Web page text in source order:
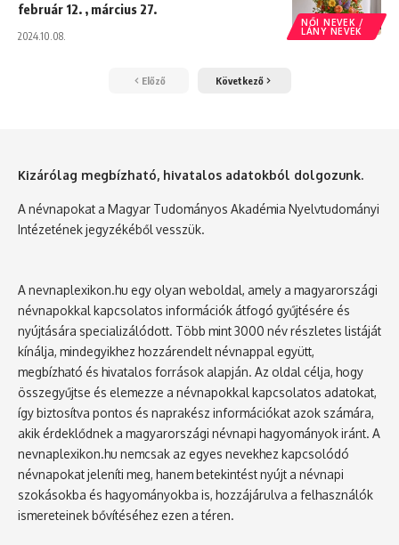
NŐI NEVEK /
LÁNY NEVEK
február 12. , március 27.
2024.10.08.
Előző Következő
Kizárólag megbízható, hivatalos adatokból dolgozunk.
A névnapokat a Magyar Tudományos Akadémia Nyelvtudományi
Intézetének jegyzékéből vesszük.
A nevnaplexikon.hu egy olyan weboldal, amely a magyarországi
névnapokkal kapcsolatos információk átfogó gyűjtésére és
nyújtására specializálódott. Több mint 3000 név részletes listáját
kínálja, mindegyikhez hozzárendelt névnappal együtt,
megbízható és hivatalos források alapján. Az oldal célja, hogy
összegyűjtse és elemezze a névnapokkal kapcsolatos adatokat,
így biztosítva pontos és naprakész információkat azok számára,
akik érdeklődnek a magyarországi névnapi hagyományok iránt. A
nevnaplexikon.hu nemcsak az egyes nevekhez kapcsolódó
névnapokat jeleníti meg, hanem betekintést nyújt a névnapi
szokásokba és hagyományokba is, hozzájárulva a felhasználók
ismereteinek bővítéséhez ezen a téren.